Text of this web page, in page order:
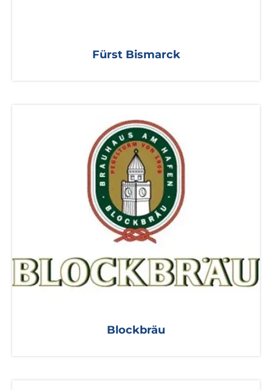
Fürst Bismarck
Blockbräu